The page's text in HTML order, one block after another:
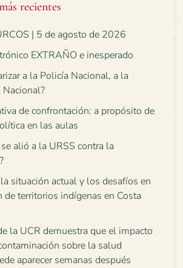
recientes
| 5 de agosto de 2026
EXTRAÑO e inesperado
a la Policía Nacional, a la
Nacional?
de confrontación: a propósito de
en las aulas
alió a la URSS contra la
situación actual y los desafíos en
de territorios indígenas en Costa
la UCR demuestra que el impacto
sobre la salud
aparecer semanas después